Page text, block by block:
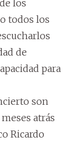
los
todos los
de
para
son
atrás
Ricardo